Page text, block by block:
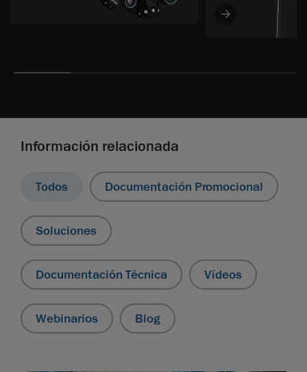
Información relacionada
Todos Documentación Promocional
Soluciones
Documentación Técnica Vídeos
Webinarios Blog